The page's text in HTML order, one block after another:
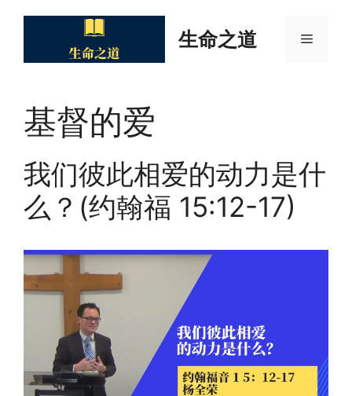
生命之道 Menu
基督的爱
我们彼此相爱的动力是什
么？(约翰福 15:12-17)